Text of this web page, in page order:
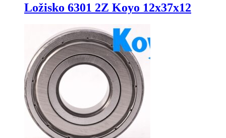
Ložisko 6301 2Z Koyo 12x37x12